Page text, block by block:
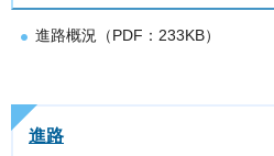
進路概況（PDF：233KB）
進路